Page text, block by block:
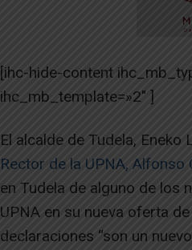
[ihc-hide-content
ihc_mb_template=»2″ ]
El alcalde de Tudela, Eneko
Rector de la UPNA, Alfonso
en Tudela de alguno de los
UPNA en su nueva oferta
declaraciones “son un